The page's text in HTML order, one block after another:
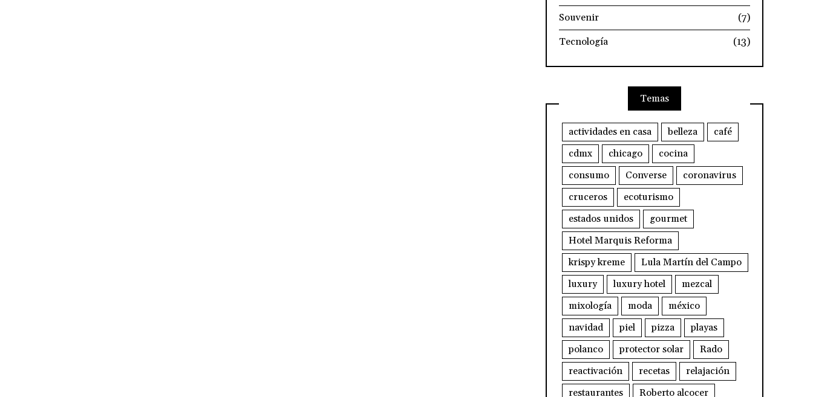
Souvenir
(7)
Tecnología
(13)
Temas
actividades en casa belleza
café
cdmx
chicago
cocina
consumo
Converse
coronavirus
cruceros
ecoturismo
estados unidos
gourmet
Hotel Marquis Reforma
krispy kreme
Lula Martín del Campo
luxury
luxury hotel
mezcal
mixología
moda
méxico
navidad
piel pizza
playas
polanco
protector solar
Rado
reactivación
recetas
relajación
restaurantes
Roberto alcocer